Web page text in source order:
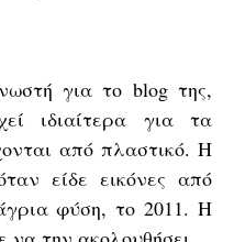
για το blog της,
ιδιαίτερα για τα
από πλαστικό. Η
είδε εικόνες από
φύση, το 2011. Η